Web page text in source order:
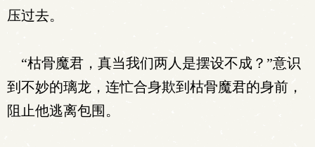
压过去。
“枯骨魔君，真当我们两人是摆设不成？”意识
到不妙的璃龙，连忙合身欺到枯骨魔君的身前，
阻止他逃离包围。